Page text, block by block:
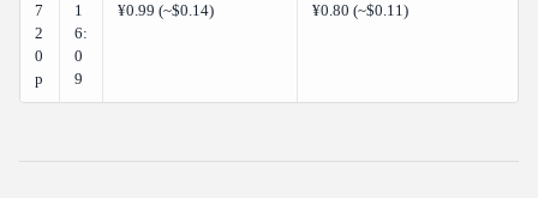
7
2
0
p
1
6:
0
9
¥0.99 (~$0.14) ¥0.80 (~$0.11)